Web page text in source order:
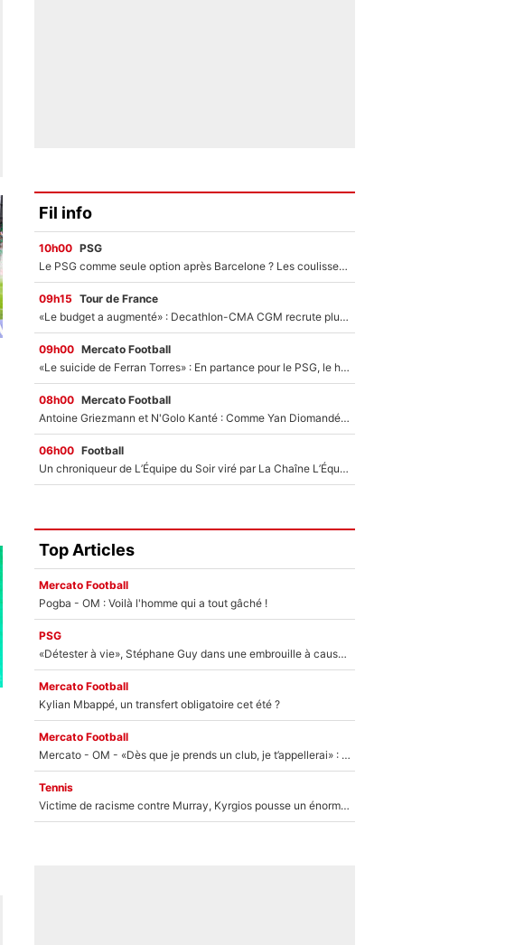
Fil info
10h00 PSG
Le PSG comme seule option après Barcelone ? Les coulisses de la signature historique de Lionel Messi sont révélées au grand jour !
09h15 Tour de France
«Le budget a augmenté» : Decathlon-CMA CGM recrute plusieurs coureurs pour offrir à Paul Seixas une équipe pour gagner le Tour de France 2027
09h00 Mercato Football
«Le suicide de Ferran Torres» : En partance pour le PSG, le héros de la finale de la Coupe du monde s'attire les foudres de la presse espagnole !
08h00 Mercato Football
Antoine Griezmann et N'Golo Kanté : Comme Yan Diomandé, les deux champions du monde ont refusé de signer au PSG !
06h00 Football
Un chroniqueur de L’Équipe du Soir viré par La Chaîne L’Équipe : Même Olivier Ménard n’avait pas pu empêcher son départ, «je l’ai appris sur Twitter, je l’ai vécu assez mal»
Top Articles
Mercato Football
Pogba - OM : Voilà l'homme qui a tout gâché !
PSG
«Détester à vie», Stéphane Guy dans une embrouille à cause du PSG !
Mercato Football
Kylian Mbappé, un transfert obligatoire cet été ?
Mercato Football
Mercato - OM - «Dès que je prends un club, je t’appellerai» : La promesse de Marcelino au moment de claquer la porte
Tennis
Victime de racisme contre Murray, Kyrgios pousse un énorme coup de gueule !